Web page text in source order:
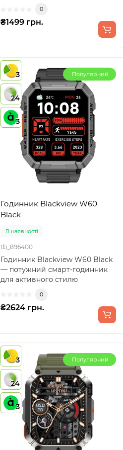
0
₴1499 грн.
3
24
3
Популярний
Годинник Blackview W60
Black
В наявності
tb_896400
Годинник Blackview W60 Black
— потужний смарт-годинник
для активного стилю
0
₴2624 грн.
3
24
3
Популярний